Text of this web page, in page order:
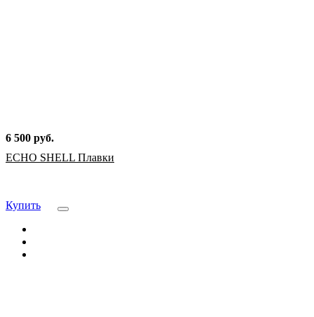
6 500 руб.
ECHO SHELL Плавки
Купить